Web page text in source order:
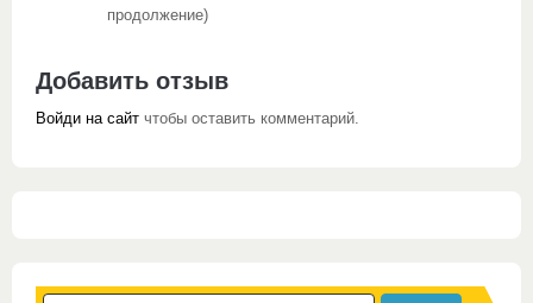
продолжение)
Добавить отзыв
Войди на сайт чтобы оставить комментарий.